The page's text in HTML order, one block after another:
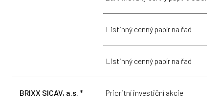
Listinný cenný papír na řad
Listinný cenný papír na řad
BRIXX SICAV, a.s. * Prioritní investiční akcie